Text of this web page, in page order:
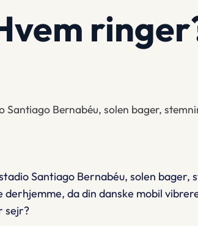
Santiago Bernabéu, solen bager,
Santiago Bernabéu, solen bager,
da din danske mobil
sejr?